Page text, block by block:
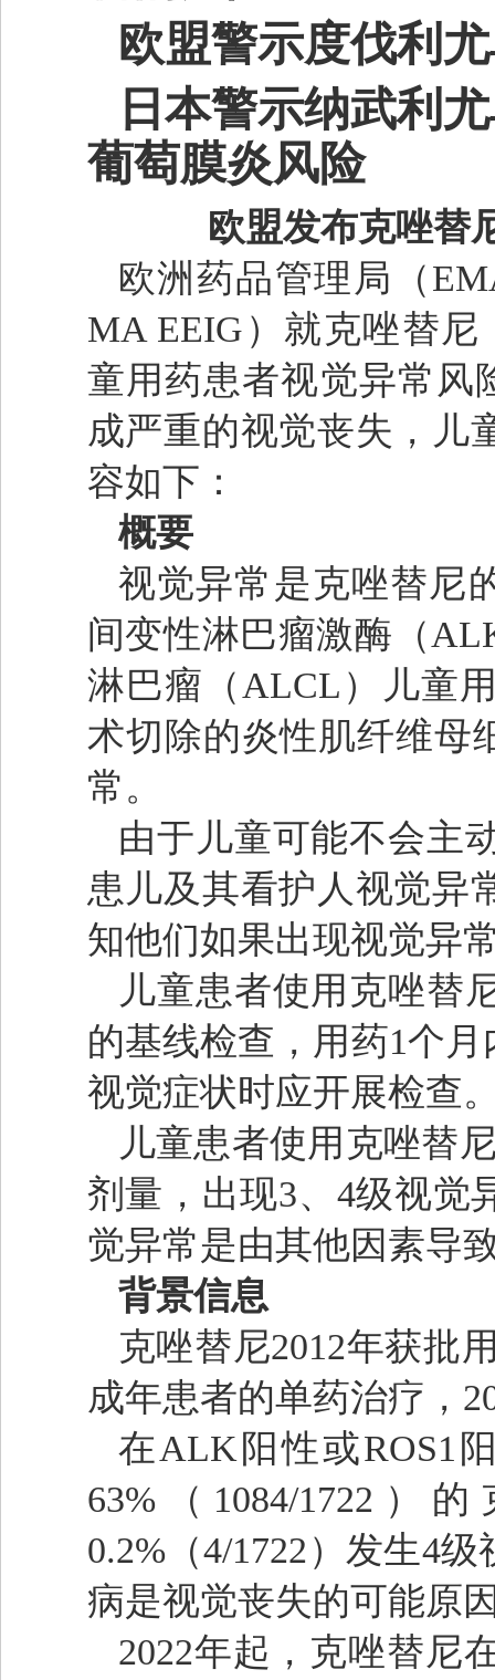
欧盟警示度伐利
日本警示纳武利
葡萄膜炎风险
欧盟发布克唑替
欧洲药品管理局（
MA EEIG）就克唑替
童用药患者视觉异常风
成严重的视觉丧失，儿
容如下：
概要
视觉异常是克唑替尼
间变性淋巴瘤激酶（
淋巴瘤（ALCL）儿童
术切除的炎性肌纤维母
常。
由于儿童可能不会主
患儿及其看护人视觉异
知他们如果出现视觉异
儿童患者使用克唑替
的基线检查，用药1个
视觉症状时应开展检查
儿童患者使用克唑替
剂量，出现3、4级视觉
觉异常是由其他因素导
背景信息
克唑替尼2012年获批
成年患者的单药治疗，
在ALK阳性或ROS1
63%（1084/1722）
0.2%（4/1722）发生4
病是视觉丧失的可能原
2022年起，克唑替尼